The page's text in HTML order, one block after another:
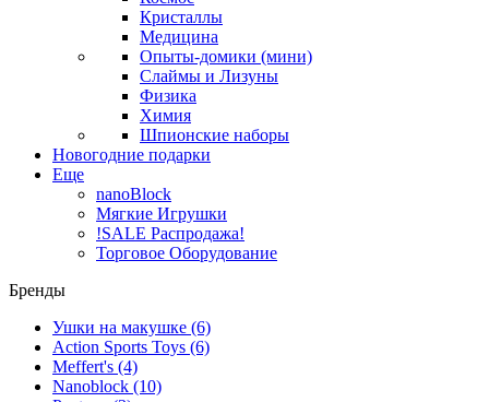
Кристаллы
Медицина
Опыты-домики (мини)
Слаймы и Лизуны
Физика
Химия
Шпионские наборы
Новогодние подарки
Еще
nanoBlock
Мягкие Игрушки
!SALE Распродажа!
Торговое Оборудование
Бренды
Ушки на макушке (6)
Action Sports Toys (6)
Meffert's (4)
Nanoblock (10)